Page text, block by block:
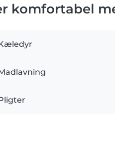
komfortabel